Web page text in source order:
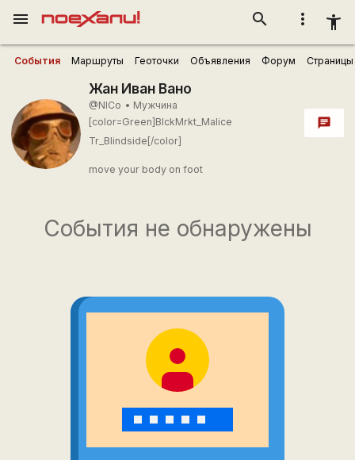
more_vert accessibility_new
search
menu
События Маршруты Геоточки Объявления Форум Страницы
Жан Иван Вано
@NICo • Мужчина
[color=Green]BlckMrkt_Malice
Tr_Blindside[/color]
move your body on foot
chat
События не обнаружены